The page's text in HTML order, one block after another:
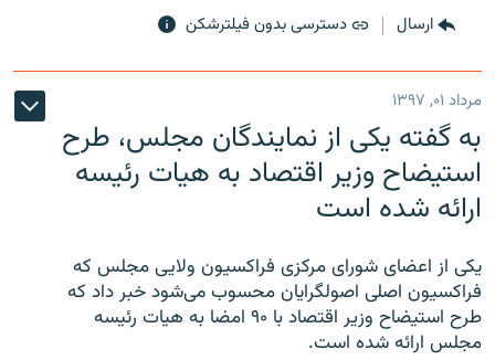
ارسال دسترسی بدون فیلترشکن
مرداد ۰۱, ۱۳۹۷
به گفته یکی از نمایندگان مجلس، طرح
استیضاح وزیر اقتصاد به هیات رئیسه
ارائه شده است
یکی از اعضای شورای مرکزی فراکسیون ولایی مجلس که
فراکسیون اصلی اصولگرایان محسوب می‌شود خبر داد که
طرح استیضاح وزیر اقتصاد با ۹۰ امضا به هیات رئیسه
مجلس ارائه شده است.